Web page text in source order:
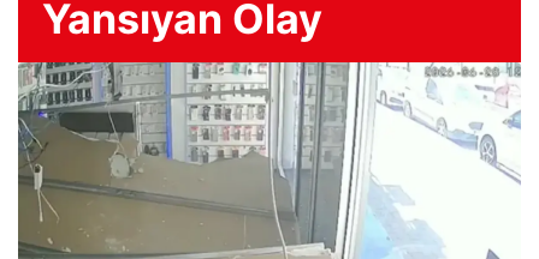
Yansıyan Olay